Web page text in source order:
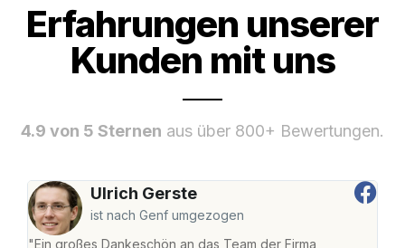
Erfahrungen unserer
Kunden mit uns
4.9 von 5 Sternen aus über 800+ Bewertungen.
Ulrich Gerste
ist nach Genf umgezogen
"Ein großes Dankeschön an das Team der Firma